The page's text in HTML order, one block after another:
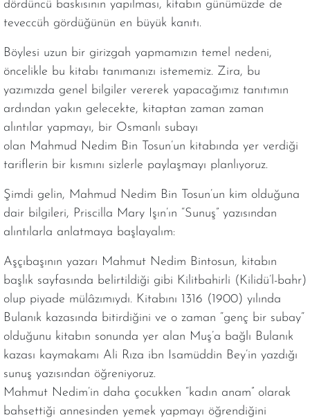
dördüncü baskısının yapılması, kitabın günümüzde de
teveccüh gördüğünün en büyük kanıtı.
Böylesi uzun bir girizgah yapmamızın temel nedeni,
öncelikle bu kitabı tanımanızı istememiz. Zira, bu
yazımızda genel bilgiler vererek yapacağımız tanıtımın
ardından yakın gelecekte, kitaptan zaman zaman
alıntılar yapmayı, bir Osmanlı subayı
olan Mahmud Nedim Bin Tosun’un kitabında yer verdiği
tariflerin bir kısmını sizlerle paylaşmayı planlıyoruz.
Şimdi gelin, Mahmud Nedim Bin Tosun’un kim olduğuna
dair bilgileri, Priscilla Mary Işın’ın “Sunuş” yazısından
alıntılarla anlatmaya başlayalım:
Aşçıbaşının yazarı Mahmut Nedim Bintosun, kitabın
başlık sayfasında belirtildiği gibi Kilitbahirli (Kilidü’l-bahr)
olup piyade mülâzımıydı. Kitabını 1316 (1900) yılında
Bulanık kazasında bitirdiğini ve o zaman “genç bir subay“
olduğunu kitabın sonunda yer alan Muş’a bağlı Bulanık
kazası kaymakamı Ali Rıza ibn Isamüddin Bey’in yazdığı
sunuş yazısından öğreniyoruz.
Mahmut Nedim’in daha çocukken “kadın anam” olarak
bahsettiği annesinden yemek yapmayı öğrendiğini